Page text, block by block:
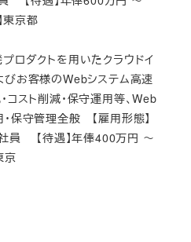
東京都
プロダクトを用いたクラウドイ
びお客様のWebシステム高速
コスト削減・保守運用等、Web
・保守管理全般 【雇用形態】
社員 【待遇】年俸400万円 ～
京